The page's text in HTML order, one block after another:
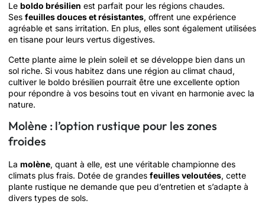
Le boldo brésilien est parfait pour les régions chaudes.
Ses feuilles douces et résistantes, offrent une expérience
agréable et sans irritation. En plus, elles sont également utilisées
en tisane pour leurs vertus digestives.
Cette plante aime le plein soleil et se développe bien dans un
sol riche. Si vous habitez dans une région au climat chaud,
cultiver le boldo brésilien pourrait être une excellente option
pour répondre à vos besoins tout en vivant en harmonie avec la
nature.
Molène : l’option rustique pour les zones
froides
La molène, quant à elle, est une véritable championne des
climats plus frais. Dotée de grandes feuilles veloutées, cette
plante rustique ne demande que peu d’entretien et s’adapte à
divers types de sols.